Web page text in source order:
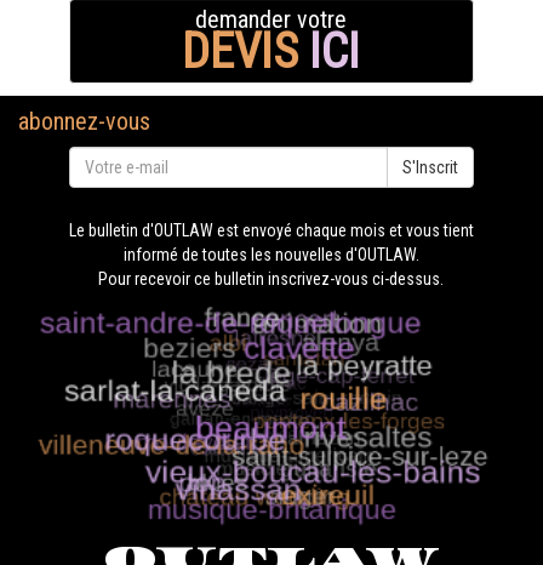
demander votre
DEVIS ICI
abonnez-vous
S'Inscrit
Le bulletin d'OUTLAW est envoyé chaque mois et vous tient
informé de toutes les nouvelles d'OUTLAW.
Pour recevoir ce bulletin inscrivez-vous ci-dessus.